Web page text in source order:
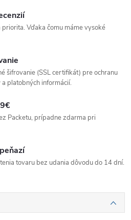
priorita. Vďaka čomu máme vysoké
šifrovanie (SSL certifikát) pre ochranu
platobných informácií.
Packetu, prípadne zdarma pri
tovaru bez udania dôvodu do 14 dní.